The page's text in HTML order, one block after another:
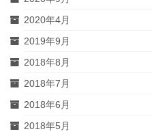
2020年4月
2019年9月
2018年8月
2018年7月
2018年6月
2018年5月